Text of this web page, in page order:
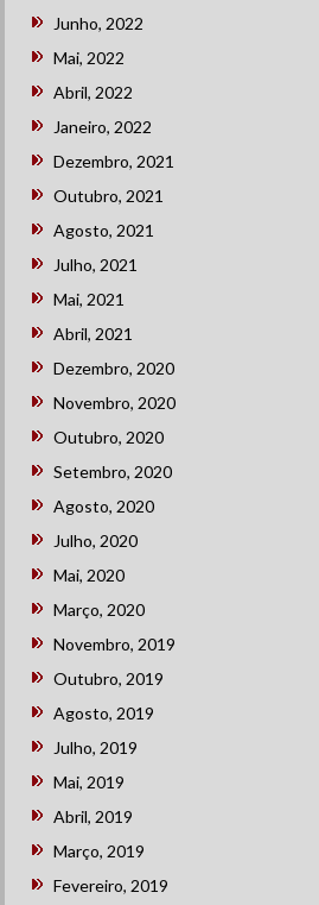
Junho, 2022
Mai, 2022
Abril, 2022
Janeiro, 2022
Dezembro, 2021
Outubro, 2021
Agosto, 2021
Julho, 2021
Mai, 2021
Abril, 2021
Dezembro, 2020
Novembro, 2020
Outubro, 2020
Setembro, 2020
Agosto, 2020
Julho, 2020
Mai, 2020
Março, 2020
Novembro, 2019
Outubro, 2019
Agosto, 2019
Julho, 2019
Mai, 2019
Abril, 2019
Março, 2019
Fevereiro, 2019